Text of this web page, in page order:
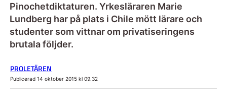
Pinochetdiktaturen. Yrkesläraren Marie
Lundberg har på plats i Chile mött lärare och
studenter som vittnar om privatiseringens
brutala följder.
PROLETÄREN
Publicerad 14 oktober 2015 kl 09.32